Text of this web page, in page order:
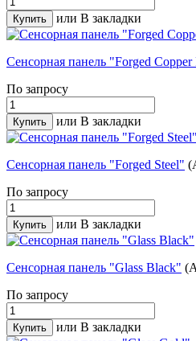
или В закладки
Сенсорная панель "Forged Copper
По запросу
или В закладки
Сенсорная панель "Forged Steel"
По запросу
или В закладки
Сенсорная панель "Glass Black"
По запросу
или В закладки